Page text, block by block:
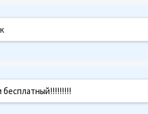
бесплатный!!!!!!!!!